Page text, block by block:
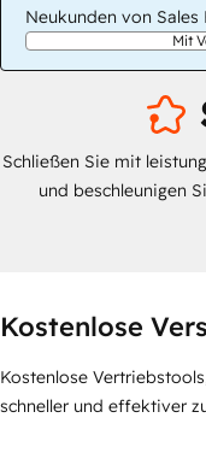
Neukunden von
Mit
Schließen Sie mit
und beschleunigen
Kostenlose
Kostenlose
schneller und effektiver